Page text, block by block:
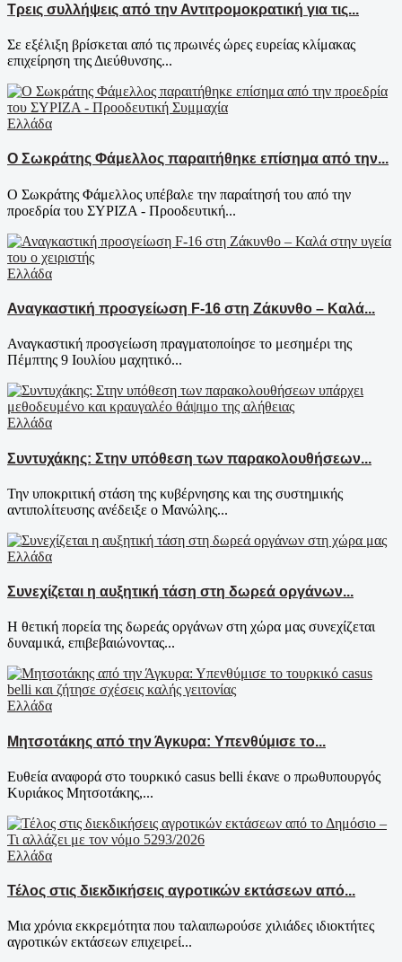
Τρεις συλλήψεις από την Αντιτρομοκρατική για τις...
Σε εξέλιξη βρίσκεται από τις πρωινές ώρες ευρείας κλίμακας
επιχείρηση της Διεύθυνσης...
Ελλάδα
Ο Σωκράτης Φάμελλος παραιτήθηκε επίσημα από την...
Ο Σωκράτης Φάμελλος υπέβαλε την παραίτησή του από την
προεδρία του ΣΥΡΙΖΑ - Προοδευτική...
Ελλάδα
Αναγκαστική προσγείωση F-16 στη Ζάκυνθο – Καλά...
Αναγκαστική προσγείωση πραγματοποίησε το μεσημέρι της
Πέμπτης 9 Ιουλίου μαχητικό...
Ελλάδα
Συντυχάκης: Στην υπόθεση των παρακολουθήσεων...
Την υποκριτική στάση της κυβέρνησης και της συστημικής
αντιπολίτευσης ανέδειξε ο Μανώλης...
Ελλάδα
Συνεχίζεται η αυξητική τάση στη δωρεά οργάνων...
Η θετική πορεία της δωρεάς οργάνων στη χώρα μας συνεχίζεται
δυναμικά, επιβεβαιώνοντας...
Ελλάδα
Μητσοτάκης από την Άγκυρα: Υπενθύμισε το...
Ευθεία αναφορά στο τουρκικό casus belli έκανε ο πρωθυπουργός
Κυριάκος Μητσοτάκης,...
Ελλάδα
Τέλος στις διεκδικήσεις αγροτικών εκτάσεων από...
Μια χρόνια εκκρεμότητα που ταλαιπωρούσε χιλιάδες ιδιοκτήτες
αγροτικών εκτάσεων επιχειρεί...